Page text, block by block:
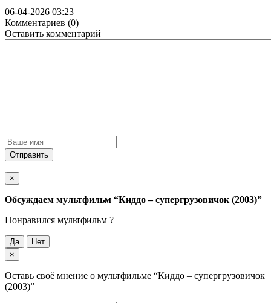
06-04-2026 03:23
Комментариев (0)
Оставить комментарий
Отправить
×
Обсуждаем мультфильм “Киддо – супергрузовичок (2003)”
Понравился мультфильм ?
Да
Нет
×
Оставь своё мнение о мультфильме “Киддо – супергрузовичок
(2003)”